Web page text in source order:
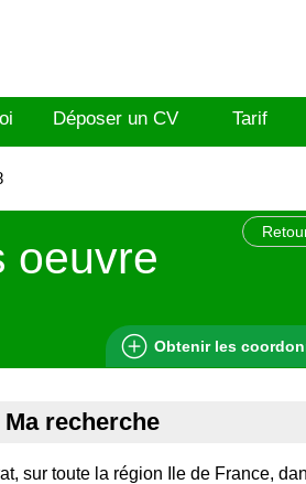
Déposer un CV Tarif
oeuvre
Obtenir les
Ma recherche
sur toute la région Ile de France,